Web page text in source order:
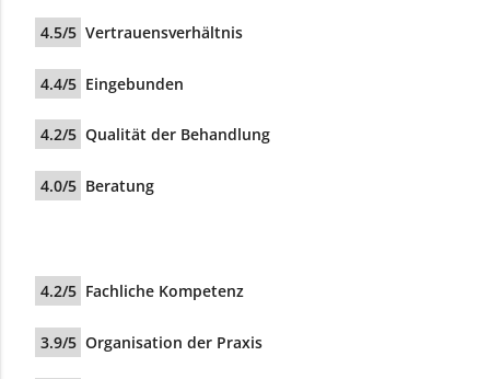
4.5/5 Vertrauensverhältnis
4.4/5 Eingebunden
4.2/5 Qualität der Behandlung
4.0/5 Beratung
4.2/5 Fachliche Kompetenz
3.9/5 Organisation der Praxis